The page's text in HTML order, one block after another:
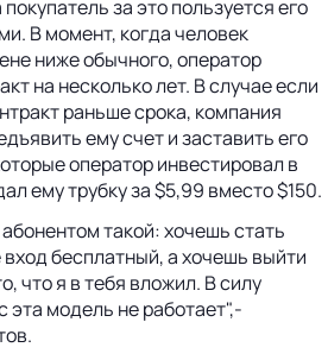
за это пользуется его
В момент, когда человек
ниже обычного, оператор
на несколько лет. В случае если
раньше срока, компания
ему счет и заставить его
оператор инвестировал в
ему трубку за $5,99 вместо $150.
такой: хочешь стать
бесплатный, а хочешь выйти
что я в тебя вложил. В силу
эта модель не работает",-